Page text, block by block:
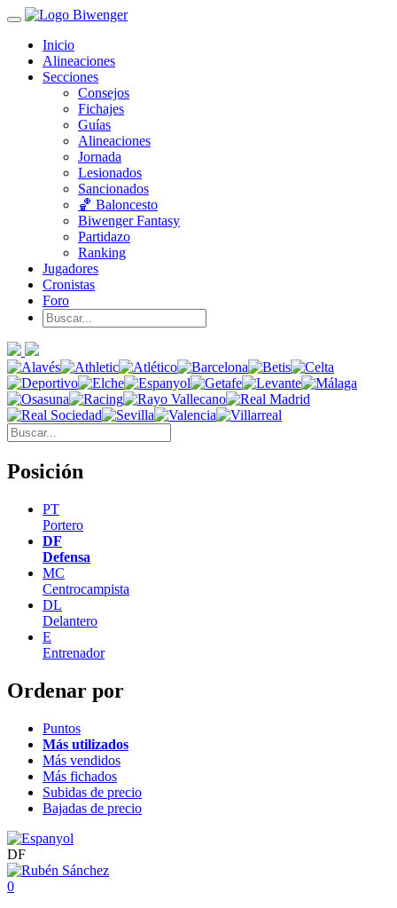
Inicio
Alineaciones
Secciones
Consejos
Fichajes
Guías
Alineaciones
Jornada
Lesionados
Sancionados
🏀 Baloncesto
Biwenger Fantasy
Partidazo
Ranking
Jugadores
Cronistas
Foro
Posición
PT
Portero
DF
Defensa
MC
Centrocampista
DL
Delantero
E
Entrenador
Ordenar por
Puntos
Más utilizados
Más vendidos
Más fichados
Subidas de precio
Bajadas de precio
DF
0